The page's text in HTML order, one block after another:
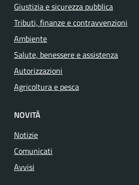
Giustizia e sicurezza pubblica
Tributi, finanze e contravvenzioni
Ambiente
Salute, benessere e assistenza
Autorizzazioni
Agricoltura e pesca
NOVITÀ
Notizie
Comunicati
Avvisi